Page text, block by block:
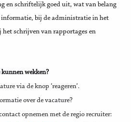
en schriftelijk goed uit, wat van belang
informatie, bij de administratie in het
het schrijven van rapportages en
wekken?
via de knop ‘reageren’.
over de vacature?
opnemen met de regio recruiter: